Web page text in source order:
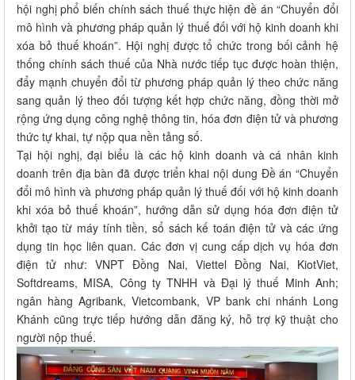
hội nghị phổ biến chính sách thuế thực hiện đề án “Chuyển đổi
mô hình và phương pháp quản lý thuế đối với hộ kinh doanh khi
xóa bỏ thuế khoán”. Hội nghị được tổ chức trong bối cảnh hệ
thống chính sách thuế của Nhà nước tiếp tục được hoàn thiện,
đẩy mạnh chuyển đổi từ phương pháp quản lý theo chức năng
sang quản lý theo đối tượng kết hợp chức năng, đồng thời mở
rộng ứng dụng công nghệ thông tin, hóa đơn điện tử và phương
thức tự khai, tự nộp qua nền tảng số.
Tại hội nghị, đại biểu là các hộ kinh doanh và cá nhân kinh
doanh trên địa bàn đã được triển khai nội dung Đề án “Chuyển
đổi mô hình và phương pháp quản lý thuế đối với hộ kinh doanh
khi xóa bỏ thuế khoán”, hướng dẫn sử dụng hóa đơn điện tử
khởi tạo từ máy tính tiền, sổ sách kế toán điện tử và các ứng
dụng tin học liên quan. Các đơn vị cung cấp dịch vụ hóa đơn
điện tử như: VNPT Đồng Nai, Viettel Đồng Nai, KiotViet,
Softdreams, MISA, Công ty TNHH và Đại lý thuế Minh Anh;
ngân hàng Agribank, Vietcombank, VP bank chi nhánh Long
Khánh cũng trực tiếp hướng dẫn đăng ký, hỗ trợ kỹ thuật cho
người nộp thuế.